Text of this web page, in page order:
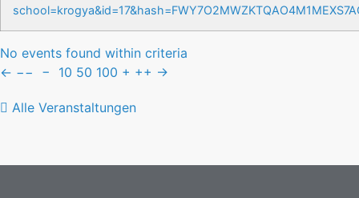
No events found within criteria
← −− − 10 50 100 + ++ →
Alle Veranstaltungen